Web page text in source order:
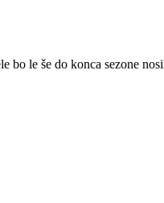
bo le še do konca sezone